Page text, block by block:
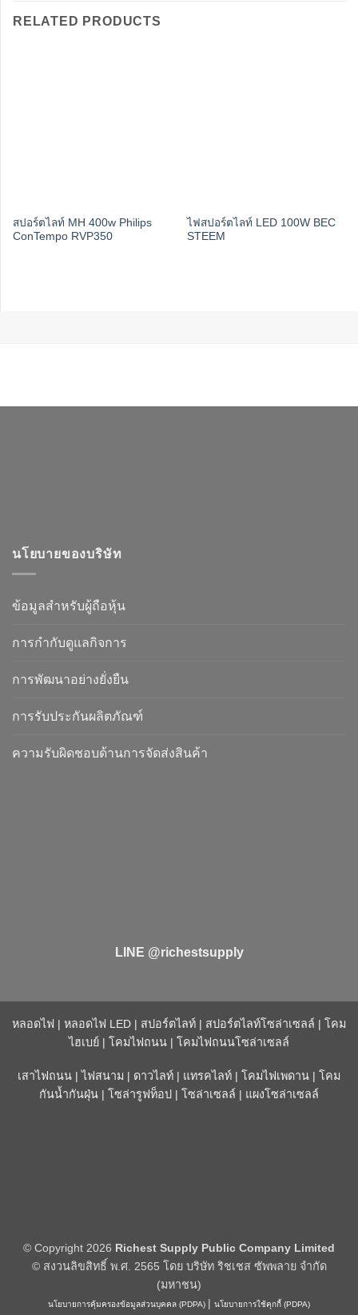
RELATED PRODUCTS
สปอร์ตไลท์ MH 400w Philips
ConTempo RVP350
ไฟสปอร์ตไลท์ LED 100W BEC
STEEM
นโยบายของบริษัท
ข้อมูลสำหรับผู้ถือหุ้น
การกำกับดูแลกิจการ
การพัฒนาอย่างยั่งยืน
การรับประกันผลิตภัณฑ์
ความรับผิดชอบด้านการจัดส่งสินค้า
LINE @richestsupply
หลอดไฟ | หลอดไฟ LED | สปอร์ตไลท์ | สปอร์ตไลท์โซล่าเซลล์ | โคม
ไฮเบย์ | โคมไฟถนน | โคมไฟถนนโซล่าเซลล์
เสาไฟถนน |ไฟสนาม | ดาวไลท์ | แทรคไลท์ | โคมไฟเพดาน | โคม
กันน้ำกันฝุ่น | โซล่ารูฟท็อป | โซล่าเซลล์ | แผงโซล่าเซลล์
© Copyright 2026 Richest Supply Public Company Limited
© สงวนลิขสิทธิ์ พ.ศ. 2565 โดย บริษัท ริชเชส ซัพพลาย จำกัด
(มหาชน)
นโยบายการคุ้มครองข้อมูลส่วนบุคคล (PDPA) | นโยบายการใช้คุกกี้ (PDPA)